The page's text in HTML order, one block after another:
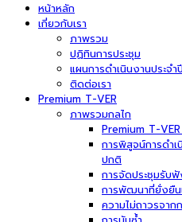
หน้าหลัก
เกี่ยวกับเรา
ภาพรวม
ปฏิทินการประชุม
แผนการดำเนินงานประจำปี
ติดต่อเรา
Premium T-VER
ภาพรวมกลไก
Premium T-VER
การพิสูจน์การดำเ
ปกติ
การจัดประชุมรับ
การพัฒนาที่ยั่งยืน
ความไม่ถาวรจาก